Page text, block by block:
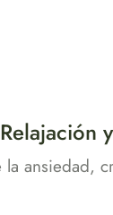
Relajación
la ansiedad,